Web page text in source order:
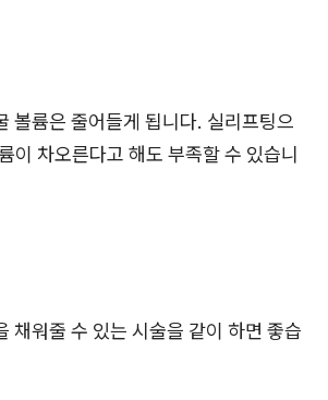
볼륨은 줄어들게 됩니다. 실리프팅으
이 차오른다고 해도 부족할 수 있습니
채워줄 수 있는 시술을 같이 하면 좋습